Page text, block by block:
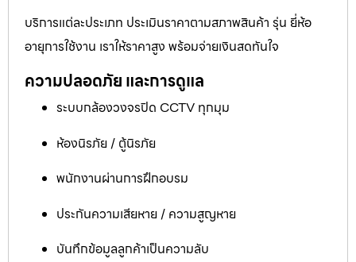
บริการแต่ละประเภท ประเมินราคาตามสภาพสินค้า รุ่น ยี่ห้อ
อายุการใช้งาน เราให้ราคาสูง พร้อมจ่ายเงินสดทันใจ
ความปลอดภัย และการดูแล
ระบบกล้องวงจรปิด CCTV ทุกมุม
ห้องนิรภัย / ตู้นิรภัย
พนักงานผ่านการฝึกอบรม
ประกันความเสียหาย / ความสูญหาย
บันทึกข้อมูลลูกค้าเป็นความลับ